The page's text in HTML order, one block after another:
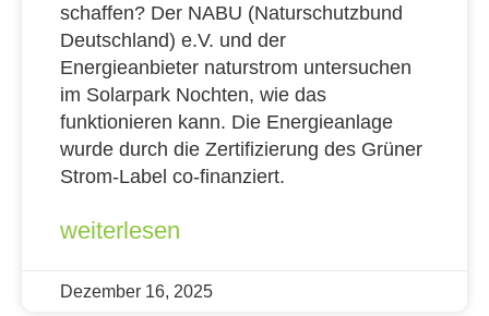
schaffen? Der NABU (Naturschutzbund
Deutschland) e.V. und der
Energieanbieter naturstrom untersuchen
im Solarpark Nochten, wie das
funktionieren kann. Die Energieanlage
wurde durch die Zertifizierung des Grüner
Strom-Label co-finanziert.
weiterlesen
Dezember 16, 2025